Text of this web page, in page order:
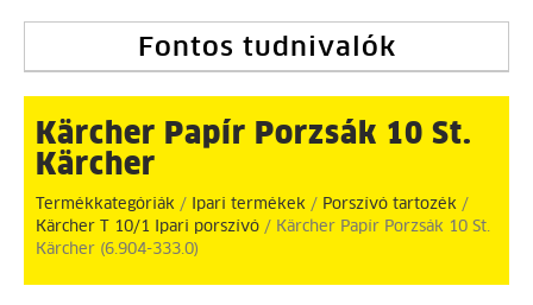
Fontos tudnivalók
Kärcher Papír Porzsák 10 St.
Kärcher
Termékkategóriák / Ipari termékek / Porszívó tartozék /
Kärcher T 10/1 Ipari porszívó / Kärcher Papír Porzsák 10 St.
Kärcher (6.904-333.0)